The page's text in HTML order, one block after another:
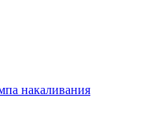
накаливания